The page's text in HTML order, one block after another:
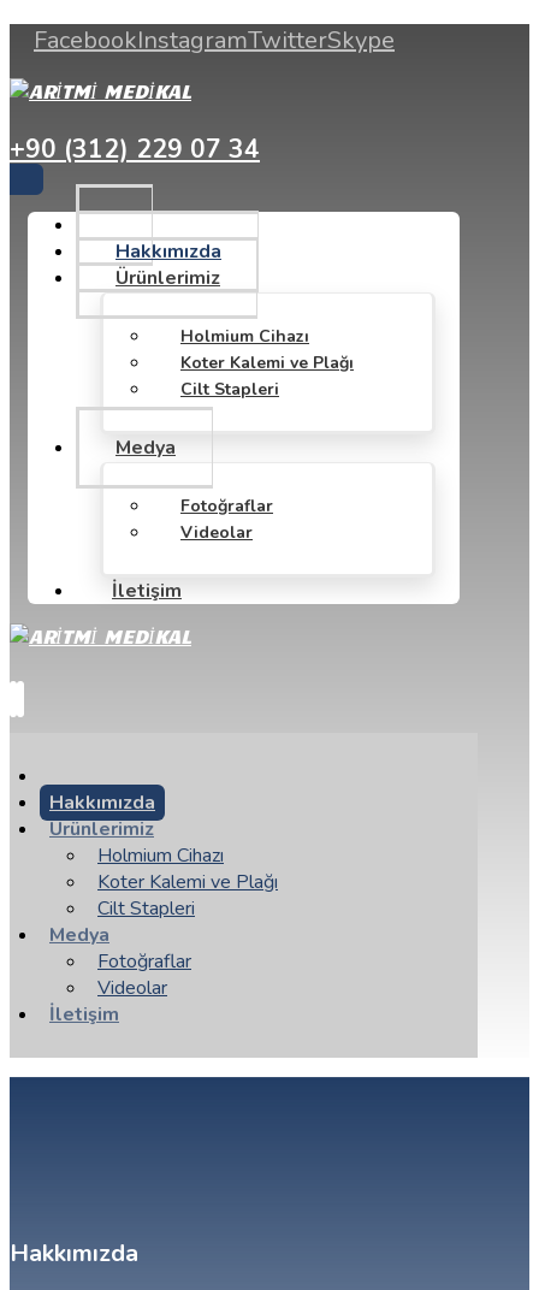
FacebookInstagramTwitterSkype
+90 (312) 229 07 34
Hakkımızda
Ürünlerimiz
Holmium Cihazı
Koter Kalemi ve Plağı
Cilt Stapleri
Medya
Fotoğraflar
Videolar
İletişim
Hakkımızda
Ürünlerimiz
Holmium Cihazı
Koter Kalemi ve Plağı
Cilt Stapleri
Medya
Fotoğraflar
Videolar
İletişim
Hakkımızda